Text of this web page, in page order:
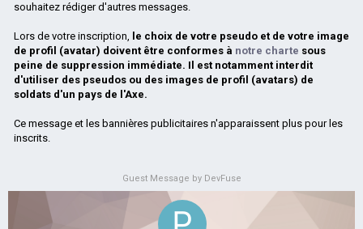
souhaitez rédiger d'autres messages.
Lors de votre inscription, le choix de votre pseudo et de votre image
de profil (avatar) doivent être conformes à notre charte sous
peine de suppression immédiate. Il est notamment interdit
d'utiliser des pseudos ou des images de profil (avatars) de
soldats d'un pays de l'Axe.
Ce message et les bannières publicitaires n'apparaissent plus pour les
inscrits.
Guest Message by DevFuse